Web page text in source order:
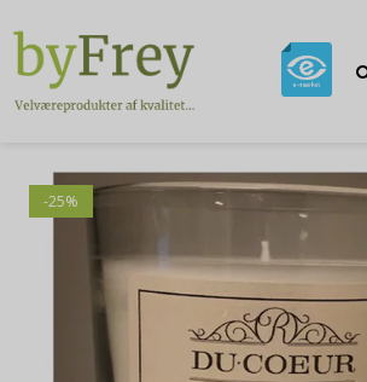
-25%